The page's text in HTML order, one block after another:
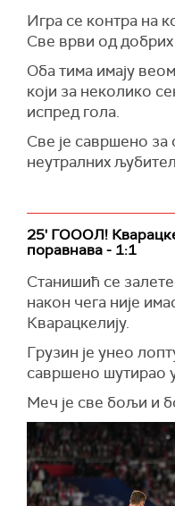
Игра се контра на
Све врви од добрих
Оба тима имају
који за неколико
испред гола.
Све је савршено за
неутралних
25' ГОООЛ!
поравнава - 1:1
Станишић се
након чега није
Кварацкелију.
Грузин је унео
савршено шутирао
Меч је све бољи и